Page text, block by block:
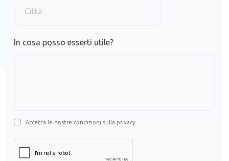
In cosa posso esserti utile?
Accetta le nostre condizioni sulla privacy